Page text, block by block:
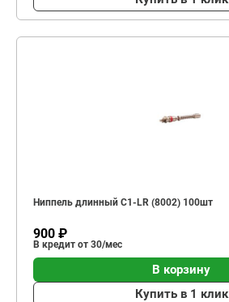
Ниппель длинный C1-LR (8002) 100шт
900 ₽
В кредит от 30/мес
В корзину
Купить в 1 клик